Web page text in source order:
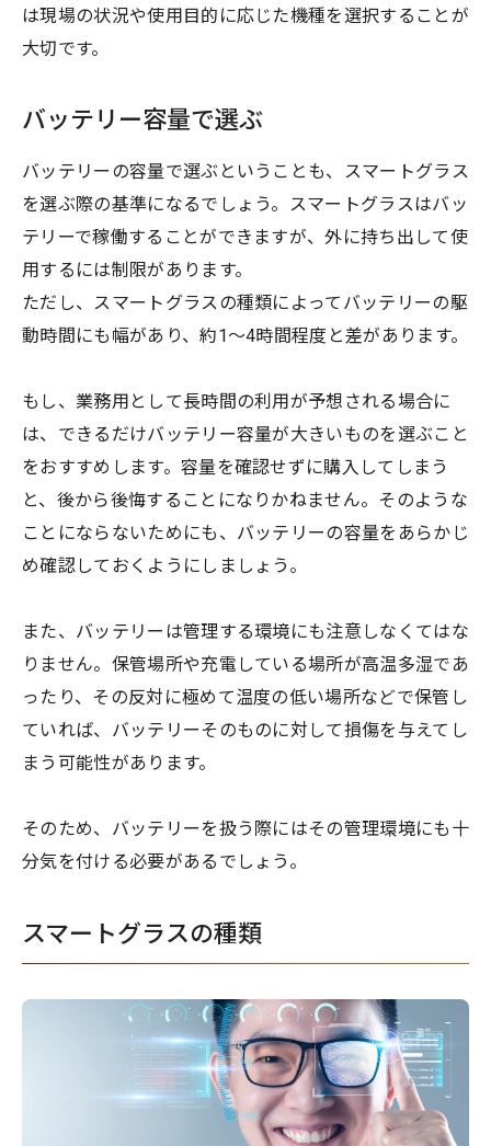
は現場の状況や使用目的に応じた機種を選択することが
大切です。
バッテリー容量で選ぶ
バッテリーの容量で選ぶということも、スマートグラス
を選ぶ際の基準になるでしょう。スマートグラスはバッ
テリーで稼働することができますが、外に持ち出して使
用するには制限があります。
ただし、スマートグラスの種類によってバッテリーの駆
動時間にも幅があり、約1〜4時間程度と差があります。
もし、業務用として長時間の利用が予想される場合に
は、できるだけバッテリー容量が大きいものを選ぶこと
をおすすめします。容量を確認せずに購入してしまう
と、後から後悔することになりかねません。そのような
ことにならないためにも、バッテリーの容量をあらかじ
め確認しておくようにしましょう。
また、バッテリーは管理する環境にも注意しなくてはな
りません。保管場所や充電している場所が高温多湿であ
ったり、その反対に極めて温度の低い場所などで保管し
ていれば、バッテリーそのものに対して損傷を与えてし
まう可能性があります。
そのため、バッテリーを扱う際にはその管理環境にも十
分気を付ける必要があるでしょう。
スマートグラスの種類